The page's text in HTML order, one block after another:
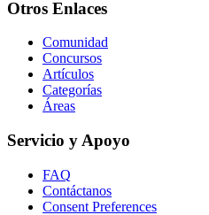
Otros Enlaces
Comunidad
Concursos
Artículos
Categorías
Áreas
Servicio y Apoyo
FAQ
Contáctanos
Consent Preferences